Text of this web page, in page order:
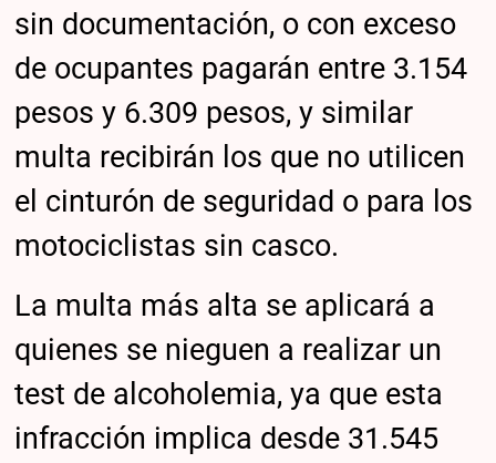
sin documentación, o con exceso
de ocupantes pagarán entre 3.154
pesos y 6.309 pesos, y similar
multa recibirán los que no utilicen
el cinturón de seguridad o para los
motociclistas sin casco.
La multa más alta se aplicará a
quienes se nieguen a realizar un
test de alcoholemia, ya que esta
infracción implica desde 31.545